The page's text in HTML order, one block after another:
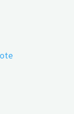
im
und
Großraum …